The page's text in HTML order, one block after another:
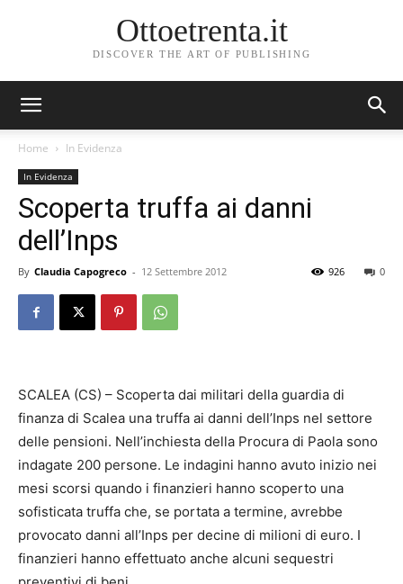
Ottoetrenta.it
DISCOVER THE ART OF PUBLISHING
Home In Evidenza
In Evidenza
Scoperta truffa ai danni
dell’Inps
By Claudia Capogreco - 12 Settembre 2012 0
926
SCALEA (CS) – Scoperta dai militari della guardia di
finanza di Scalea una truffa ai danni dell’Inps nel settore
delle pensioni. Nell’inchiesta della Procura di Paola sono
indagate 200 persone. Le indagini hanno avuto inizio nei
mesi scorsi quando i finanzieri hanno scoperto una
sofisticata truffa che, se portata a termine, avrebbe
provocato danni all’Inps per decine di milioni di euro. I
finanzieri hanno effettuato anche alcuni sequestri